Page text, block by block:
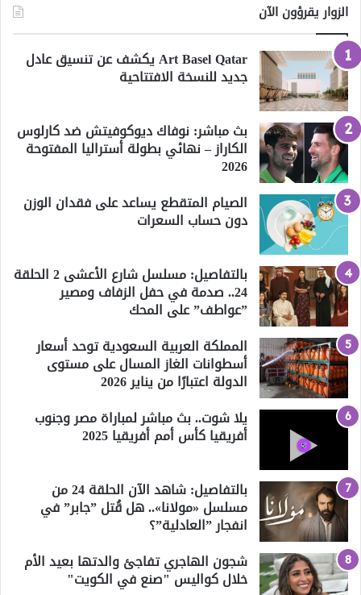
الزوار يقرؤون الآن
Art Basel Qatar يكشف عن تنسيق عادل
جديد للنسخة الافتتاحية
بث مباشر: نوفاك ديوكوفيتش ضد كارلوس
الكاراز – نهائي بطولة أستراليا المفتوحة
2026
الصيام المتقطع يساعد على فقدان الوزن
دون حساب السعرات
بالتفاصيل: مسلسل شارع الأعشى 2 الحلقة
24.. صدمة في حفل الزفاف ومصير
”عواطف” على المحك
المملكة العربية السعودية توحد أسعار
أسطوانات الغاز المسال على مستوى
الدولة اعتبارًا من يناير 2026
يلا شوت.. بث مباشر لمباراة مصر وجنوب
أفريقيا كأس أمم أفريقيا 2025
بالتفاصيل: شاهد الآن الحلقة 24 من
مسلسل «مولانا».. هل قُتل ”جابر” في
انفجار ”العادلية”؟
شجون الهاجري تفاجئ والدتها بعيد الأم
خلال كواليس "صنع في الكويت"